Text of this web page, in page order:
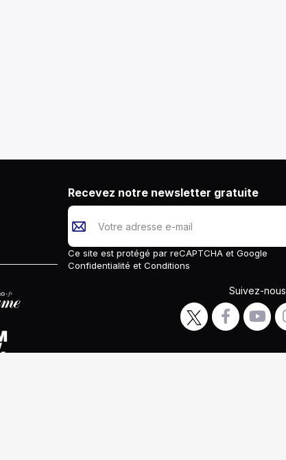
Recevez notre newsletter gratuite
Ce site est protégé par reCAPTCHA et Google
Confidentialitéet Conditions
Suivez-nous